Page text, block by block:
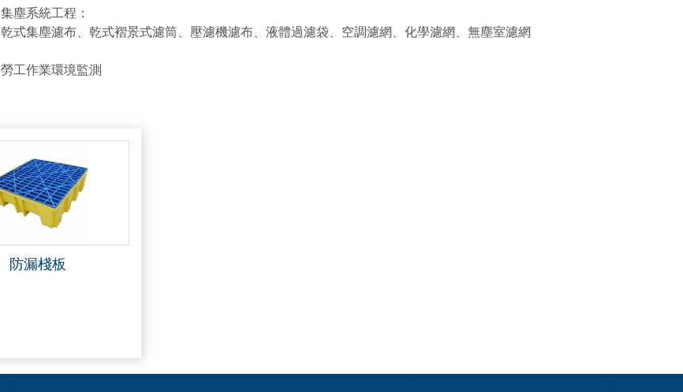
集塵系統工程：
乾式集塵濾布、乾式褶景式濾筒、壓濾機濾布、液體過濾袋、空調濾網、化學濾網、無塵室濾網
勞工作業環境監測
防漏棧板